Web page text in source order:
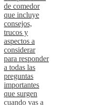
de comedor
que incluye
consejos,
trucos y
aspectos a
considerar
para responder
a todas las
preguntas
importantes
que surgen
cuando vas a